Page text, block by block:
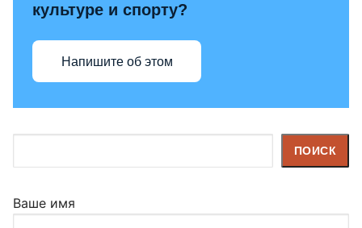
культуре и спорту?
Напишите об этом
ПОИСК
Ваше имя